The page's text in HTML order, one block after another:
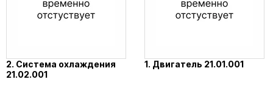
2. Система охлаждения
21.02.001
1. Двигатель 21.01.001